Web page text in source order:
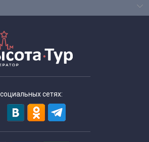
на хлебозавод для школьников
в пекарню для школьников
экскурсии для школьников
экскурсии для школьников
сетях: